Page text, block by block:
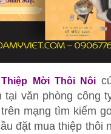
Thiệp Mời Thôi Nôi
tại văn phòng công
mạng tìm kiếm
đặt mua thiệp thôi